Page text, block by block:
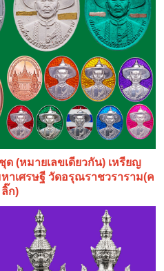
(หมายเลขเดียวกัน) เหรียญ
าเศรษฐี วัดอรุณราชวราราม(ค
ลิ๊ก)